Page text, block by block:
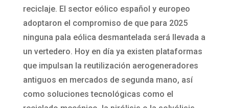
reciclaje. El sector eólico español y europeo
adoptaron el compromiso de que para 2025
ninguna pala eólica desmantelada será llevada a
un vertedero. Hoy en día ya existen plataformas
que impulsan la reutilización aerogeneradores
antiguos en mercados de segunda mano, así
como soluciones tecnológicas como el